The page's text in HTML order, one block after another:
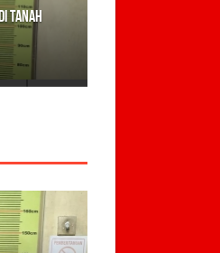
Tanah